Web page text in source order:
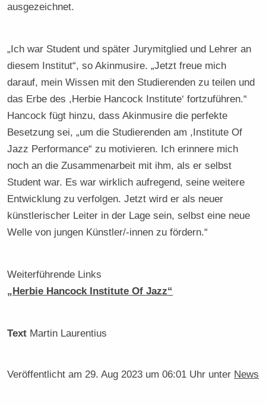
ausgezeichnet.
„Ich war Student und später Jurymitglied und Lehrer an
diesem Institut“, so Akinmusire. „Jetzt freue mich
darauf, mein Wissen mit den Studierenden zu teilen und
das Erbe des ,Herbie Hancock Institute‘ fortzuführen.“
Hancock fügt hinzu, dass Akinmusire die perfekte
Besetzung sei, „um die Studierenden am ,Institute Of
Jazz Performance“ zu motivieren. Ich erinnere mich
noch an die Zusammenarbeit mit ihm, als er selbst
Student war. Es war wirklich aufregend, seine weitere
Entwicklung zu verfolgen. Jetzt wird er als neuer
künstlerischer Leiter in der Lage sein, selbst eine neue
Welle von jungen Künstler/-innen zu fördern.“
Weiterführende Links
„Herbie Hancock Institute Of Jazz“
Text Martin Laurentius
Veröffentlicht am29. Aug 2023 um 06:01 Uhr unter News